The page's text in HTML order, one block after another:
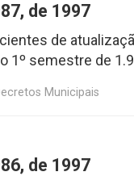
de 1997
de
1º semestre de
Municipais
de 1997